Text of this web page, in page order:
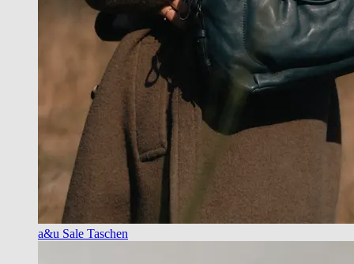
a&u Sale Taschen